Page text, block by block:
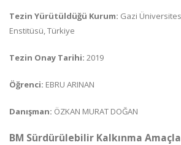
Tezin Yürütüldüğü Kurum: Gazi
Enstitüsü, Türkiye
Tezin Onay Tarihi: 2019
Öğrenci: EBRU ARINAN
Danışman: ÖZKAN MURAT DOĞAN
BM Sürdürülebilir Kalkınma